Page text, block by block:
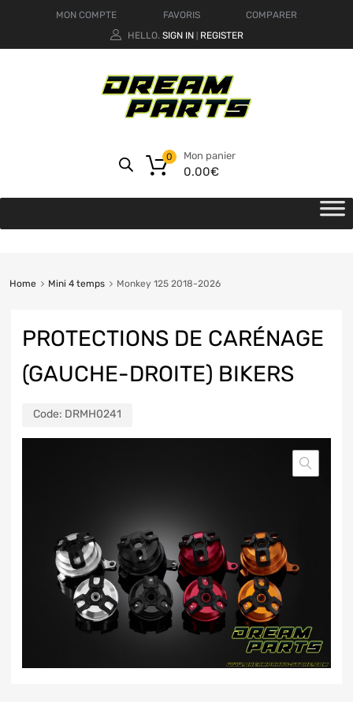
MON COMPTE FAVORIS
COMPARER
HELLO. SIGN IN REGISTER
Mon panier
0.00€
0
Home Mini 4 temps Monkey 125 2018-2026
PROTECTIONS DE CARÉNAGE
(GAUCHE-DROITE) BIKERS
Code: DRMH0241